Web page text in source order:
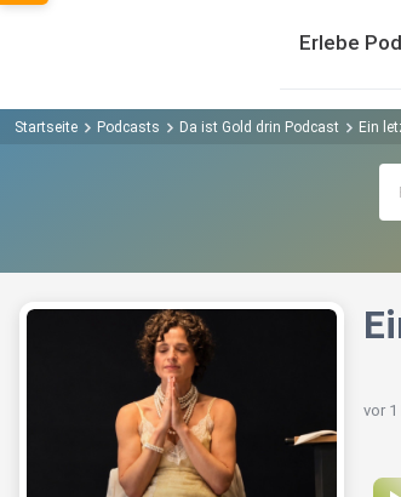
Erlebe
Startseite Podcasts Da ist Gold drin Podcast Ein
vor